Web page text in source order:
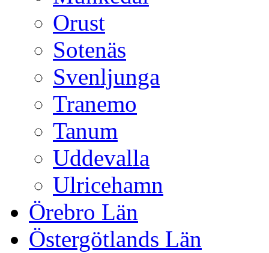
Orust
Sotenäs
Svenljunga
Tranemo
Tanum
Uddevalla
Ulricehamn
Örebro Län
Östergötlands Län